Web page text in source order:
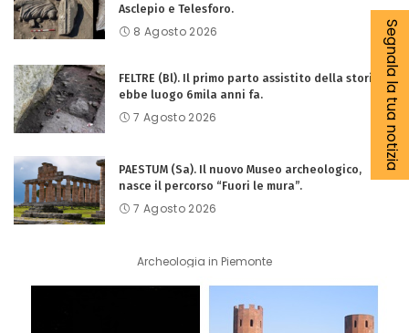
Asclepio e Telesforo.
8 Agosto 2026
FELTRE (Bl). Il primo parto assistito della storia
ebbe luogo 6mila anni fa.
7 Agosto 2026
PAESTUM (Sa). Il nuovo Museo archeologico,
nasce il percorso “Fuori le mura”.
7 Agosto 2026
Archeologia in Piemonte
Segnala la tua notizia